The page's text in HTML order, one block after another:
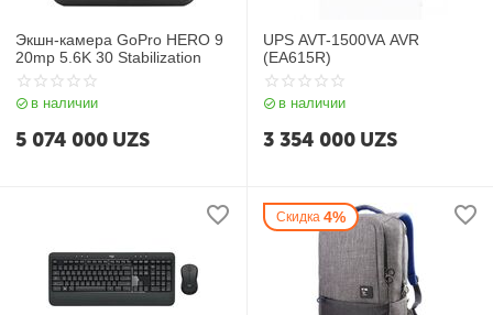
Экшн-камера GoPro HERO 9
20mp 5.6K 30 Stabilization
в наличии
5 074 000 UZS
UPS AVT-1500VA AVR
(EA615R)
в наличии
3 354 000 UZS
Скидка 4%